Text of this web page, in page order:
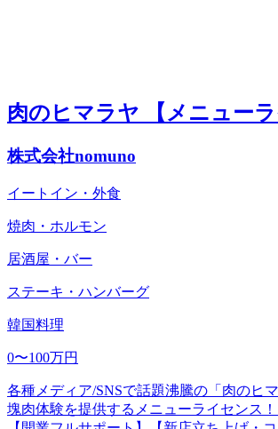
肉のヒマラヤ 【メニューラ
株式会社nomuno
イートイン・外食
焼肉・ホルモン
居酒屋・バー
ステーキ・ハンバーグ
韓国料理
0〜100万円
各種メディア/SNSで話題沸騰の「肉のヒ
塊肉体験を提供するメニューライセンス！